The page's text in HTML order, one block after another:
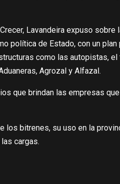
Lavandeira expuso sobre
política de Estado, con un
como las autopistas,
Agrozal y Alfazal.
que brindan las empresas
los bitrenes, su uso en la
cargas.